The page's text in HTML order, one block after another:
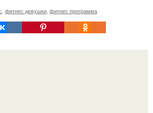
фитнес девушки фитнес программа